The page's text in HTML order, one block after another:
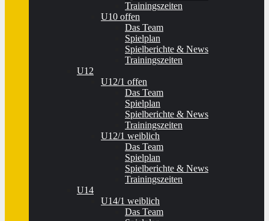
Trainingszeiten
U10 offen
Das Team
Spielplan
Spielberichte & News
Trainingszeiten
U12
U12/1 offen
Das Team
Spielplan
Spielberichte & News
Trainingszeiten
U12/1 weiblich
Das Team
Spielplan
Spielberichte & News
Trainingszeiten
U14
U14/1 weiblich
Das Team